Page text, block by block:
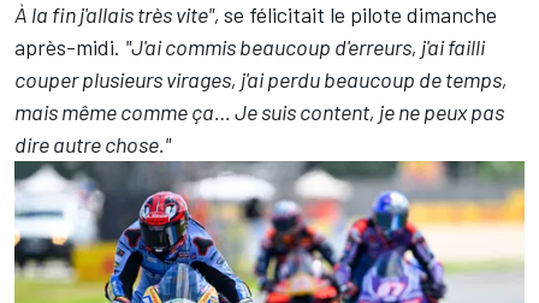
À la fin j'allais très vite", se félicitait le pilote dimanche
après-midi. "J'ai commis beaucoup d'erreurs, j'ai failli
couper plusieurs virages, j'ai perdu beaucoup de temps,
mais même comme ça… Je suis content, je ne peux pas
dire autre chose."